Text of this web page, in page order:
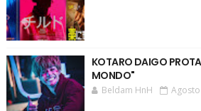
KOTARO DAIGO
MONDO"
Beldam HnH